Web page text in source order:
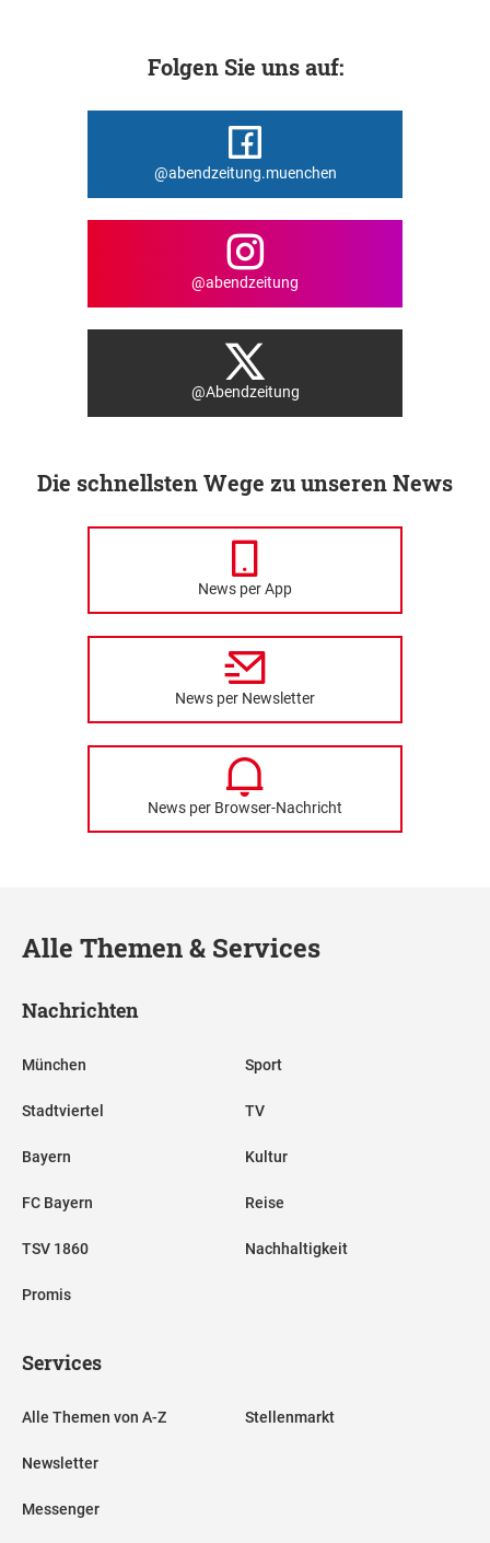
Folgen Sie uns auf:
@abendzeitung.muenchen
@abendzeitung
@Abendzeitung
Die schnellsten Wege zu unseren News
News per App
News per Newsletter
News per Browser-Nachricht
Alle Themen & Services
Nachrichten
München
Stadtviertel
Bayern
FC Bayern
TSV 1860
Promis
Sport
TV
Kultur
Reise
Nachhaltigkeit
Services
Alle Themen von A-Z
Newsletter
Messenger
Stellenmarkt